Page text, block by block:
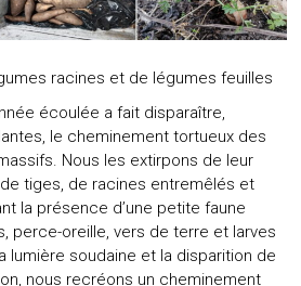
racines et de légumes feuilles
écoulée a fait disparaître,
le cheminement tortueux des
Nous les extirpons de leur
tiges, de racines entremêlés et
la présence d’une petite faune
perce-oreille, vers de terre et larves
lumière soudaine et la disparition de
nous recréons un cheminement